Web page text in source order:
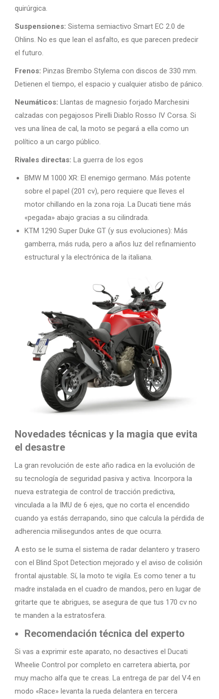
quirúrgica.
Suspensiones: Sistema semiactivo Smart EC 2.0 de
Ohlins. No es que lean el asfalto, es que parecen predecir
el futuro.
Frenos: Pinzas Brembo Stylema con discos de 330 mm.
Detienen el tiempo, el espacio y cualquier atisbo de pánico.
Neumáticos: Llantas de magnesio forjado Marchesini
calzadas con pegajosos Pirelli Diablo Rosso IV Corsa. Si
ves una línea de cal, la moto se pegará a ella como un
político a un cargo público.
Rivales directas: La guerra de los egos
BMW M 1000 XR: El enemigo germano. Más potente
sobre el papel (201 cv), pero requiere que lleves el
motor chillando en la zona roja. La Ducati tiene más
«pegada» abajo gracias a su cilindrada.
KTM 1290 Super Duke GT (y sus evoluciones): Más
gamberra, más ruda, pero a años luz del refinamiento
estructural y la electrónica de la italiana.
Novedades técnicas y la magia que evita
el desastre
La gran revolución de este año radica en la evolución de
su tecnología de seguridad pasiva y activa. Incorpora la
nueva estrategia de control de tracción predictiva,
vinculada a la IMU de 6 ejes, que no corta el encendido
cuando ya estás derrapando, sino que calcula la pérdida de
adherencia milisegundos antes de que ocurra.
A esto se le suma el sistema de radar delantero y trasero
con el Blind Spot Detection mejorado y el aviso de colisión
frontal ajustable. Sí, la moto te vigila. Es como tener a tu
madre instalada en el cuadro de mandos, pero en lugar de
gritarte que te abrigues, se asegura de que tus 170 cv no
te manden a la estratosfera.
Recomendación técnica del experto
Si vas a exprimir este aparato, no desactives el Ducati
Wheelie Control por completo en carretera abierta, por
muy macho alfa que te creas. La entrega de par del V4 en
modo «Race» levanta la rueda delantera en tercera